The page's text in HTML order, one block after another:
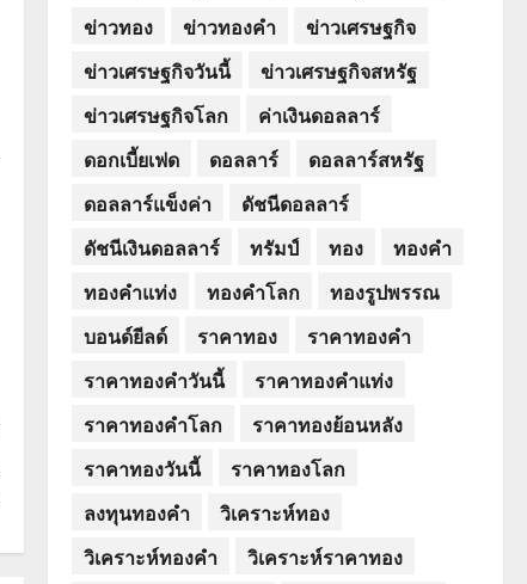
ข่าวทอง
ข่าวทองคำ
ข่าวเศรษฐกิจ
ข่าวเศรษฐกิจวันนี้
ข่าวเศรษฐกิจสหรัฐ
ข่าวเศรษฐกิจโลก
ค่าเงินดอลลาร์
ดอกเบี้ยเฟด
ดอลลาร์
ดอลลาร์สหรัฐ
ดอลลาร์แข็งค่า
ดัชนีดอลลาร์
ดัชนีเงินดอลลาร์
ทรัมป์ ทอง
ทองคำ
ทองคำแท่ง
ทองคำโลก
ทองรูปพรรณ
บอนด์ยีลด์
ราคาทอง
ราคาทองคำ
ราคาทองคำวันนี้
ราคาทองคำแท่ง
ราคาทองคำโลก
ราคาทองย้อนหลัง
ราคาทองวันนี้
ราคาทองโลก
ลงทุนทองคำ
วิเคราะห์ทอง
วิเคราะห์ทองคำ
วิเคราะห์ราคาทอง